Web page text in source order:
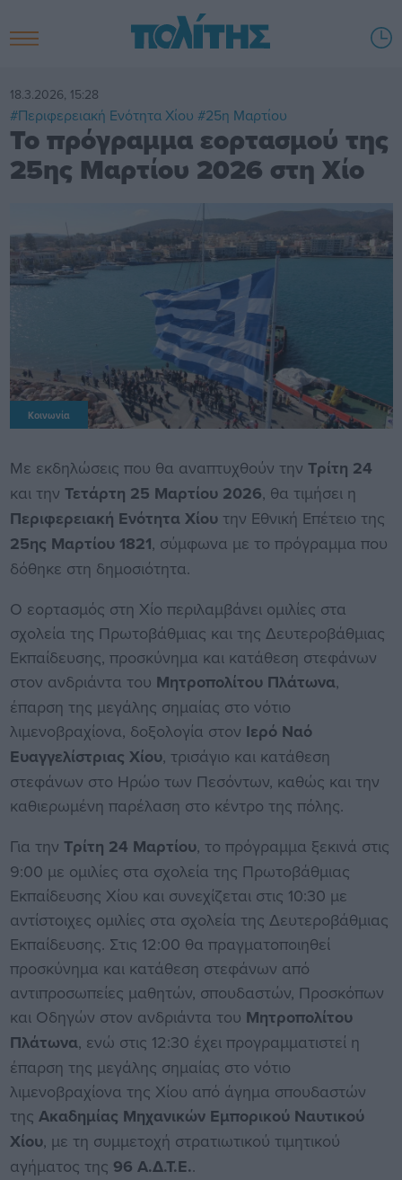
18.3.2026, 15:28
#Περιφερειακή Ενότητα Χίου #25η Μαρτίου
Το πρόγραμμα εορτασμού της
25ης Μαρτίου 2026 στη Χίο
Κοινωνία
Με εκδηλώσεις που θα αναπτυχθούν την Τρίτη 24
και την Τετάρτη 25 Μαρτίου 2026, θα τιμήσει η
Περιφερειακή Ενότητα Χίουτην Εθνική Επέτειο της
25ης Μαρτίου 1821, σύμφωνα με το πρόγραμμα που
δόθηκε στη δημοσιότητα.
Ο εορτασμός στη Χίο περιλαμβάνει ομιλίες στα
σχολεία της Πρωτοβάθμιας και της Δευτεροβάθμιας
Εκπαίδευσης, προσκύνημα και κατάθεση στεφάνων
στον ανδριάντα του Μητροπολίτου Πλάτωνα,
έπαρση της μεγάλης σημαίας στο νότιο
λιμενοβραχίονα, δοξολογία στον Ιερό Ναό
Ευαγγελίστριας Χίου, τρισάγιο και κατάθεση
στεφάνων στο Ηρώο των Πεσόντων, καθώς και την
καθιερωμένη παρέλαση στο κέντρο της πόλης.
Για την Τρίτη 24 Μαρτίου, το πρόγραμμα ξεκινά στις
9:00 με ομιλίες στα σχολεία της Πρωτοβάθμιας
Εκπαίδευσης Χίου και συνεχίζεται στις 10:30 με
αντίστοιχες ομιλίες στα σχολεία της Δευτεροβάθμιας
Εκπαίδευσης. Στις 12:00 θα πραγματοποιηθεί
προσκύνημα και κατάθεση στεφάνων από
αντιπροσωπείες μαθητών, σπουδαστών, Προσκόπων
και Οδηγών στον ανδριάντα του Μητροπολίτου
Πλάτωνα, ενώ στις 12:30 έχει προγραμματιστεί η
έπαρση της μεγάλης σημαίας στο νότιο
λιμενοβραχίονα της Χίου από άγημα σπουδαστών
της Ακαδημίας Μηχανικών Εμπορικού Ναυτικού
Χίου, με τη συμμετοχή στρατιωτικού τιμητικού
αγήματος της 96 Α.Δ.Τ.Ε..